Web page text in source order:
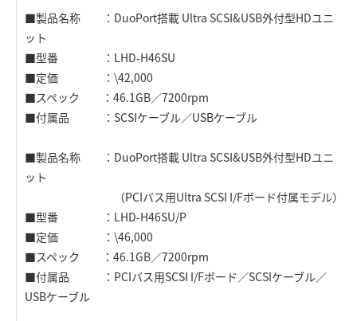
■製品名称 ：DuoPort搭載 Ultra SCSI&USB外付型HDユニ
ット
■型番 ：LHD-H46SU
■定価 ：\42,000
■スペック ：46.1GB／7200rpm
■付属品 ：SCSIケーブル／USBケーブル
■製品名称 ：DuoPort搭載 Ultra SCSI&USB外付型HDユニ
ット
（PCIバス用Ultra SCSI I/Fボード付属モデル）
■型番 ：LHD-H46SU/P
■定価 ：\46,000
■スペック ：46.1GB／7200rpm
■付属品 ：PCIバス用SCSI I/Fボード／SCSIケーブル／
USBケーブル